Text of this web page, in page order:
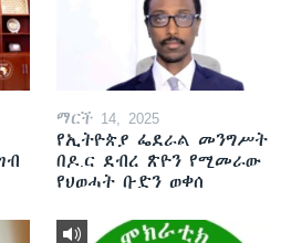
ማርች 14, 2025
የኢትዮጵያ ፌደራል መንግሥት
በዶ.ር ደብረ ጽዮን የሚመራው
የህወሓት ቡድን ወቀሰ